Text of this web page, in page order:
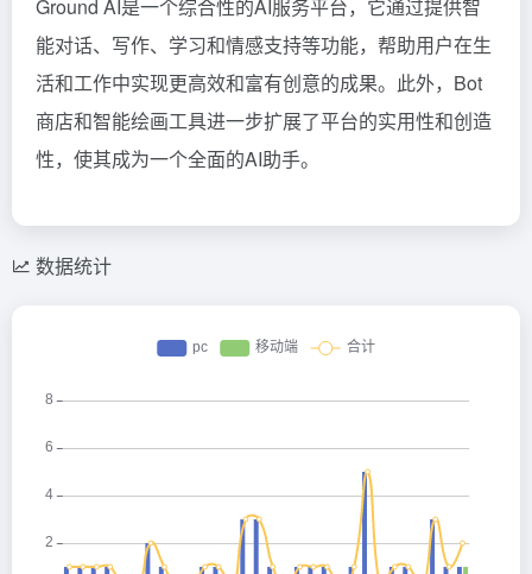
Ground AI是一个综合性的AI服务平台，它通过提供智
能对话、写作、学习和情感支持等功能，帮助用户在生
活和工作中实现更高效和富有创意的成果。此外，Bot
商店和智能绘画工具进一步扩展了平台的实用性和创造
性，使其成为一个全面的AI助手。
数据统计